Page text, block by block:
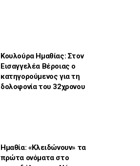
Κουλούρα Ημαθίας: Στον
Εισαγγελέα Βέροιας ο
κατηγορούμενος για τη
δολοφονία του 32χρονου
Ημαθία: «Κλειδώνουν» τα
πρώτα ονόματα στο